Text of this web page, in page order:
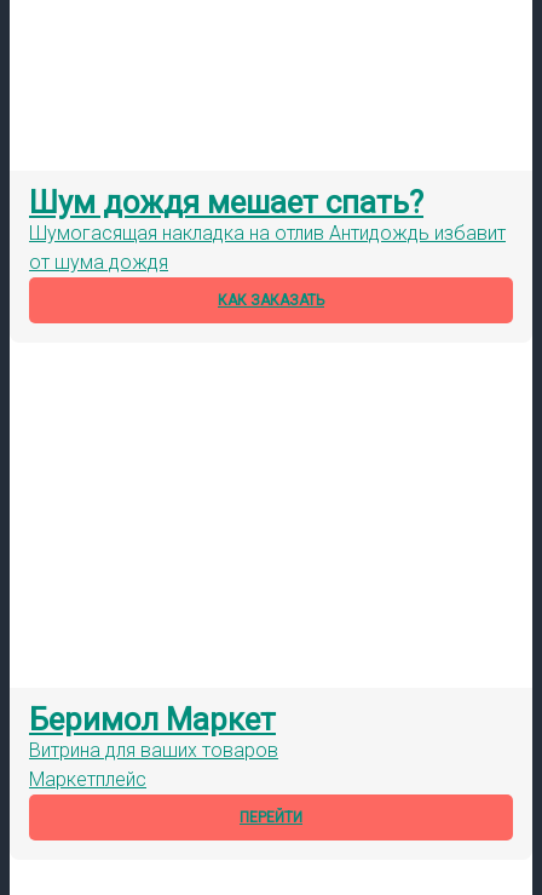
Шум дождя мешает спать?
Шумогасящая накладка на отлив Антидождь избавит
от шума дождя
КАК ЗАКАЗАТЬ
Беримол Маркет
Витрина для ваших товаров
Маркетплейс
ПЕРЕЙТИ